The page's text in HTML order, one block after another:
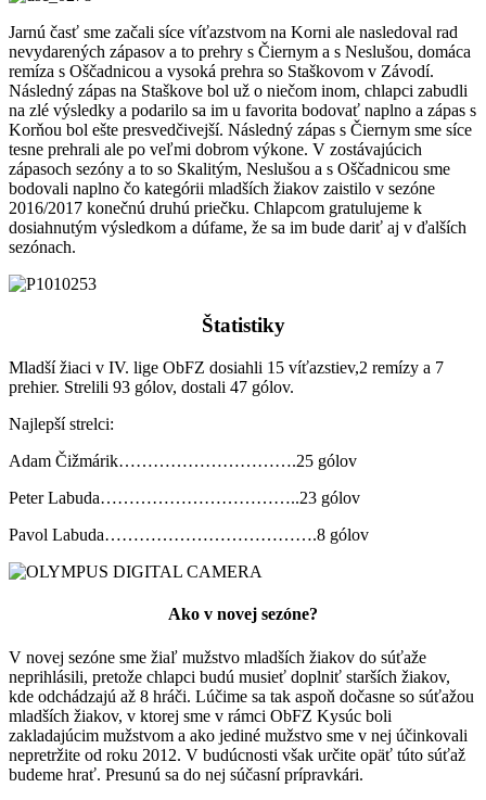
Jarnú časť sme začali síce víťazstvom na Korni ale nasledoval rad
nevydarených zápasov a to prehry s Čiernym a s Neslušou, domáca
remíza s Oščadnicou a vysoká prehra so Staškovom v Závodí.
Následný zápas na Staškove bol už o niečom inom, chlapci zabudli
na zlé výsledky a podarilo sa im u favorita bodovať naplno a zápas s
Korňou bol ešte presvedčivejší. Následný zápas s Čiernym sme síce
tesne prehrali ale po veľmi dobrom výkone. V zostávajúcich
zápasoch sezóny a to so Skalitým, Neslušou a s Oščadnicou sme
bodovali naplno čo kategórii mladších žiakov zaistilo v sezóne
2016/2017 konečnú druhú priečku. Chlapcom gratulujeme k
dosiahnutým výsledkom a dúfame, že sa im bude dariť aj v ďalších
sezónach.
Štatistiky
Mladší žiaci v IV. lige ObFZ dosiahli 15 víťazstiev,2 remízy a 7
prehier. Strelili 93 gólov, dostali 47 gólov.
Najlepší strelci:
Adam Čižmárik………………………….25 gólov
Peter Labuda……………………………..23 gólov
Pavol Labuda……………………………….8 gólov
Ako v novej sezóne?
V novej sezóne sme žiaľ mužstvo mladších žiakov do súťaže
neprihlásili, pretože chlapci budú musieť doplniť starších žiakov,
kde odchádzajú až 8 hráči. Lúčime sa tak aspoň dočasne so súťažou
mladších žiakov, v ktorej sme v rámci ObFZ Kysúc boli
zakladajúcim mužstvom a ako jediné mužstvo sme v nej účinkovali
nepretržite od roku 2012. V budúcnosti však určite opäť túto súťaž
budeme hrať. Presunú sa do nej súčasní prípravkári.